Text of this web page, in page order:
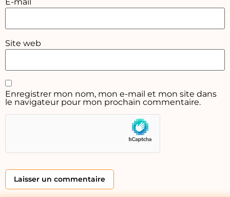
Site web
Enregistrer mon nom, mon e-mail et mon site dans
le navigateur pour mon prochain commentaire.